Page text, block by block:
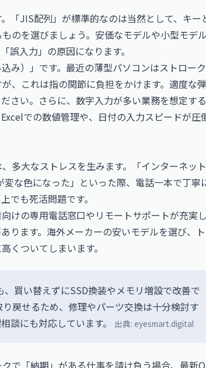
「JIS配列」が標準的なのは当然として、キー
のを選びましょう。安価なモデルや小型モデ
誤入力」の原因になります。
み）」です。最近の薄型パソコンはストロー
、これは指の関節に負担をかけます。適度な
さい。さらに、数字入力が多い業務を想定す
での数値管理や、日付の入力スピードが圧
多大なストレスを生みます。「インターネッ
な色になった」といった際、電話一本で丁寧
でも死活問題です。
けの専用電話窓口やリモートサポートが充実
ります。海外メーカーの安いモデルを選び、
くついてしまいます。
買い替えずにSSD換装やメモリ増設で改善で
戻せるため、修理やパーツ交換は十分検討す
談にも対応しています。
出典: eyesmart.digital
で「納期」がある仕事を請け負う場合、最新